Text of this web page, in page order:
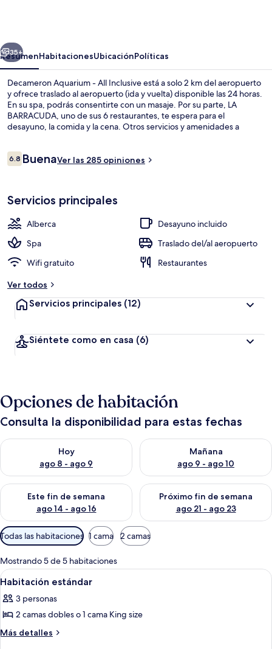
Inclusive
Siguiente
35+
ResumenHabitacionesUbicaciónPolíticas
Decameron Aquarium - All Inclusive está a solo 2 km del aeropuerto
y ofrece traslado al aeropuerto (ida y vuelta) disponible las 24 horas.
En su spa, podrás consentirte con un masaje. Por su parte, LA
BARRACUDA, uno de sus 6 restaurantes, te espera para el
desayuno, la comida y la cena. Otros servicios y amenidades a
Opiniones
6.86.8 de 10,
BuenaVer las 285 opiniones
Servicios principales
Alberca
Desayuno incluido
Spa
Traslado del/al aeropuerto
Wifi gratuito
Restaurantes
Ver todos
Servicios principales (12)
Siéntete como en casa (6)
Opciones de habitación
Consulta la disponibilidad para estas fechas
Hoy
ago 8 - ago 9
Consulta la disponibilidad para hoy ago 8 - ago 9
Mañana
ago 9 - ago 10
Consulta la disponibilidad
Este fin de semana
ago 14 - ago 16
Consulta la disponibilidad para este fin de semana ago 14 -
Próximo fin de semana
ago 21 - ago 23
Consulta la disponibilidad
Filtros
disponibles
para
las
habitaciones
Todas las habitaciones 1 cama 2 camas
Mostrando 5 de 5 habitaciones
Abrir
todas
las
fotos
de
Habitación de hotel con cama,
7
Habitación estándar
3 personas
2 camas dobles o 1 cama King size
Más detalles
Más